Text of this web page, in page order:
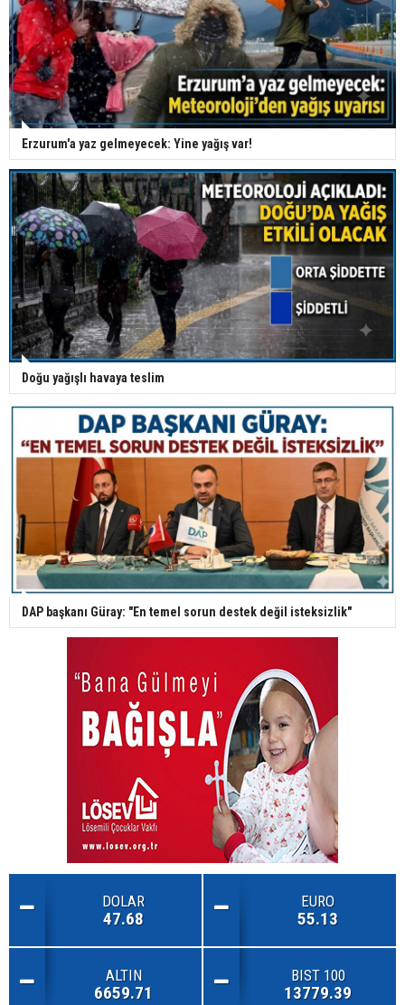
Erzurum'a yaz gelmeyecek: Yine yağış var!
Doğu yağışlı havaya teslim
DAP başkanı Güray: "En temel sorun destek değil isteksizlik"
DOLAR
47.68
EURO
55.13
ALTIN
6659.71
BIST 100
13779.39